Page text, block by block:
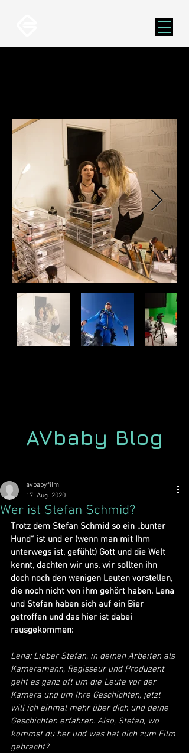
AVbaby Blog
Wer ist Stefan Schmid?
avbabyfilm
17. Aug. 2020
Trotz dem Stefan Schmid so ein „bunter
Hund“ ist und er (wenn man mit Ihm
unterwegs ist, gefühlt) Gott und die Welt
kennt, dachten wir uns, wir sollten ihn
doch noch den wenigen Leuten vorstellen,
die noch nicht von ihm gehört haben. Lena
und Stefan haben sich auf ein Bier
getroffen und das hier ist dabei
rausgekommen:
Lena: Lieber Stefan, in deinen Arbeiten als
Kameramann, Regisseur und Produzent
geht es ganz oft um die Leute vor der
Kamera und um Ihre Geschichten, jetzt
will ich einmal mehr über dich und deine
Geschichten erfahren. Also, Stefan, wo
kommst du her und was hat dich zum Film
gebracht?